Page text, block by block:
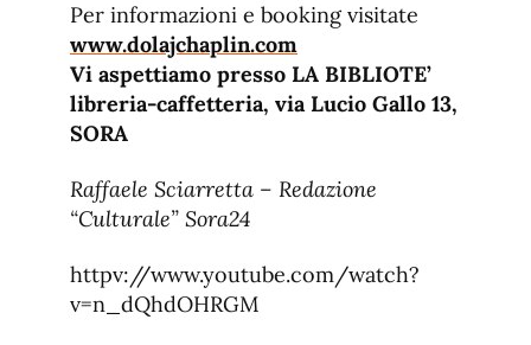
Per informazioni e booking visitate
www.dolajchaplin.com
Vi aspettiamo presso LA BIBLIOTE’
libreria-caffetteria, via Lucio Gallo 13,
SORA
Raffaele Sciarretta – Redazione
“Culturale” Sora24
httpv://www.youtube.com/watch?
v=n_dQhdOHRGM